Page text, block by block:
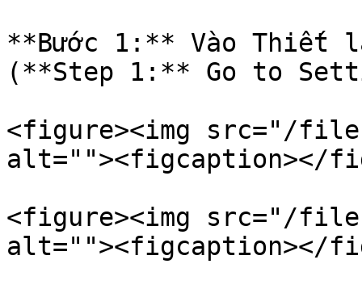
**Bước 1:** Vào Thiết
(**Step 1:** Go to
<figure><img src="/files/
alt=""><figcaption></
<figure><img src="/
alt=""><figcaption></